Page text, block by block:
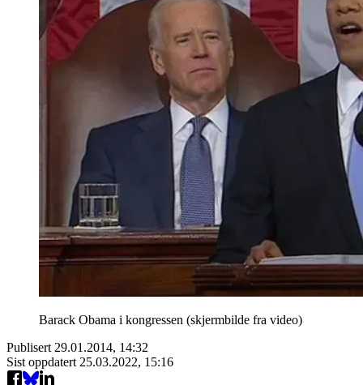
Barack Obama i kongressen (skjermbilde fra video)
Publisert 29.01.2014, 14:32
Sist oppdatert 25.03.2022, 15:16